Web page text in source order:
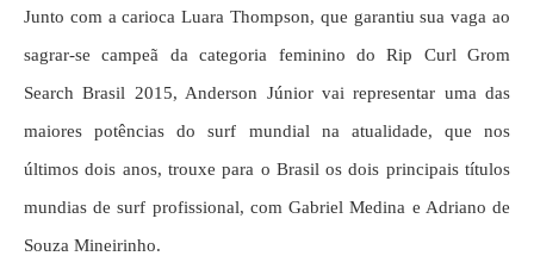
Junto com a carioca Luara Thompson, que garantiu sua vaga ao
sagrar-se campeã da categoria feminino do Rip Curl Grom
Search Brasil 2015, Anderson Júnior vai representar uma das
maiores potências do surf mundial na atualidade, que nos
últimos dois anos, trouxe para o Brasil os dois principais títulos
mundias de surf profissional, com Gabriel Medina e Adriano de
Souza Mineirinho.